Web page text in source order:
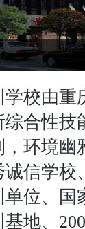
校由重
合性技
环境幽
信学校
位、国
地、